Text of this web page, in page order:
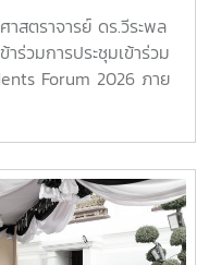
สตราจารย์ ดร.วีระพล
ร่วมการประชุมเข้าร่วม
Forum 2026 ภาย
นัน วงศ์สวัสดิ์ รองนายก
ะธานเปิดงาน ณ โรงแรม
ลาดพร้าว กทม.สำหรับ
Forum 2026 มี